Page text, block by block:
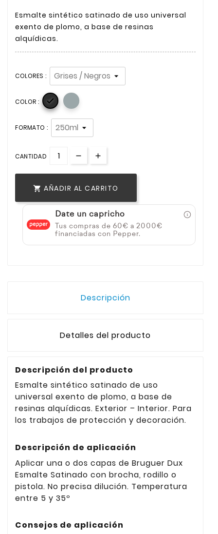
Esmalte sintético satinado de uso universal
exento de plomo, a base de resinas
alquídicas.
COLORES :
COLOR : 
FORMATO :
CANTIDAD
 AÑADIR AL CARRITO
Date un capricho
Tus compras de 60€ a 2000€
financiadas con Pepper.
Descripción
Detalles del producto
Descripción del producto
Esmalte sintético satinado de uso
universal exento de plomo, a base de
resinas alquídicas. Exterior – Interior. Para
los trabajos de protección y decoración.
Descripción de aplicación
Aplicar una o dos capas de Bruguer Dux
Esmalte Satinado con brocha, rodillo o
pistola. No precisa dilución. Temperatura
entre 5 y 35º
Consejos de aplicación